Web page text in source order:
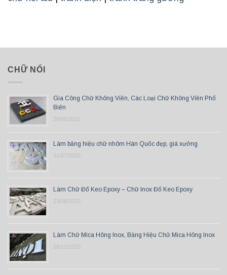
CHỮ NỔI
Gia Công Chữ Không Viền, Các Loại Chữ Không Viền Phổ
Biến
29/06/2021
Làm bảng hiệu chữ nhôm Hàn Quốc đẹp, giá xưởng
31/07/2026
Làm Chữ Đổ Keo Epoxy – Chữ Inox Đổ Keo Epoxy
23/08/2023
Làm Chữ Mica Hông Inox, Bảng Hiệu Chữ Mica Hông Inox
09/12/2023